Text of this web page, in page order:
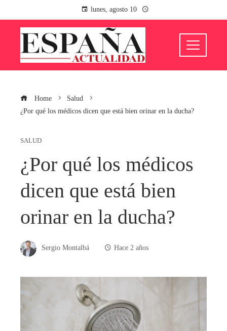
lunes, agosto 10
Home
Salud
¿Por qué los médicos dicen que está bien orinar en la ducha?
SALUD
¿Por qué los médicos
dicen que está bien
orinar en la ducha?
Sergio Montalbá Hace 2 años